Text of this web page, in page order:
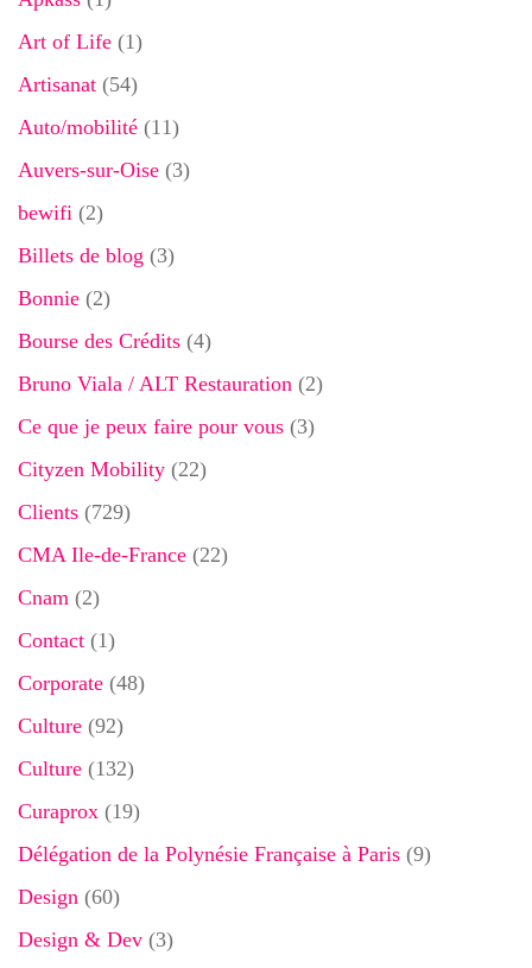
Art of Life (1)
Artisanat (54)
Auto/mobilité (11)
Auvers-sur-Oise (3)
bewifi (2)
Billets de blog (3)
Bonnie (2)
Bourse des Crédits (4)
Bruno Viala / ALT Restauration (2)
Ce que je peux faire pour vous (3)
Cityzen Mobility (22)
Clients (729)
CMA Ile-de-France (22)
Cnam (2)
Contact (1)
Corporate (48)
Culture (92)
Culture (132)
Curaprox (19)
Délégation de la Polynésie Française à Paris (9)
Design (60)
Design & Dev (3)